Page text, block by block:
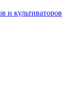
и культиваторов